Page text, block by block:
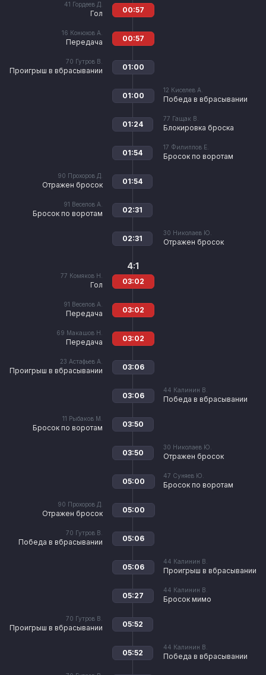
41 Гордеев Д.
Гол 00:57
16 Конюхов А.
Передача 00:57
70 Гутров В.
Проигрыш в вбрасывании 01:00
12 Киселев А.
Победа в вбрасывании
01:00
77 Гащак В.
Блокировка броска
01:24
17 Филиппов Е.
Бросок по воротам
01:54
90 Прохоров Д.
Отражен бросок 01:54
91 Веселов А.
Бросок по воротам 02:31
30 Николаев Ю.
Отражен бросок
02:31
77 Комяков Н.
Гол
4:1
03:02
91 Веселов А.
Передача 03:02
69 Макашов Н.
Передача 03:02
23 Астафьев А.
Проигрыш в вбрасывании 03:06
44 Калинин В.
Победа в вбрасывании
03:06
11 Рыбаков М.
Бросок по воротам 03:50
30 Николаев Ю.
Отражен бросок
03:50
47 Суняев Ю.
Бросок по воротам
05:00
90 Прохоров Д.
Отражен бросок 05:00
70 Гутров В.
Победа в вбрасывании 05:06
44 Калинин В.
Проигрыш в вбрасывании
05:06
44 Калинин В.
Бросок мимо
05:27
70 Гутров В.
Проигрыш в вбрасывании 05:52
44 Калинин В.
Победа в вбрасывании
05:52